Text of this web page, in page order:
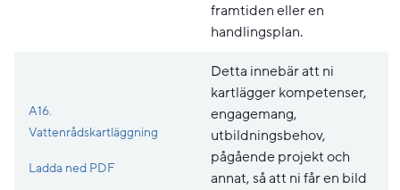
framtiden eller en
handlingsplan.
A16.
Vattenrådskartläggning
Ladda ned PDFPdf, 207.6 kB, öppnas i nytt fönster.
Detta innebär att ni
kartlägger kompetenser,
engagemang,
utbildningsbehov,
pågående projekt och
annat, så att ni får en bild